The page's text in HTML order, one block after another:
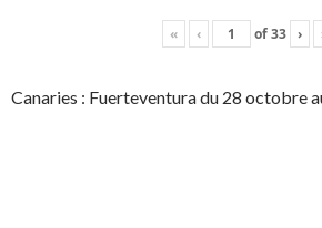
« ‹ of33 ›
Canaries : Fuerteventura du 28 octobre